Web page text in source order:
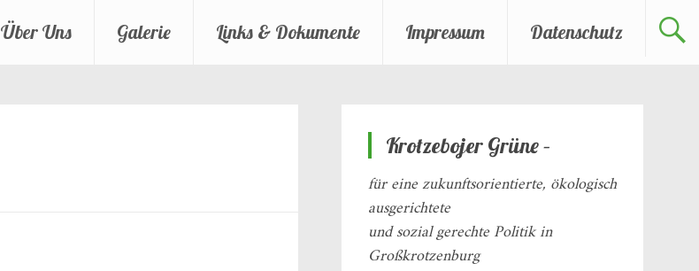
Über Uns Galerie Links & Dokumente Impressum Datenschutz
Krotzebojer Grüne –
für eine zukunftsorientierte, ökologisch
ausgerichtete
und sozial gerechte Politik in
Großkrotzenburg